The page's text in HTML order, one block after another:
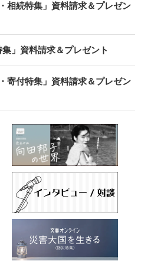
相続特集」資料請求＆プレゼン
」資料請求＆プレゼント
寄付特集」資料請求＆プレゼン